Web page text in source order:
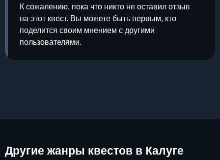
К сожалению, пока что никто не оставил отзыв
на этот квест. Вы можете быть первым, кто
поделится своим мнением с другими
пользователями.
Другие жанры квестов в Калуге